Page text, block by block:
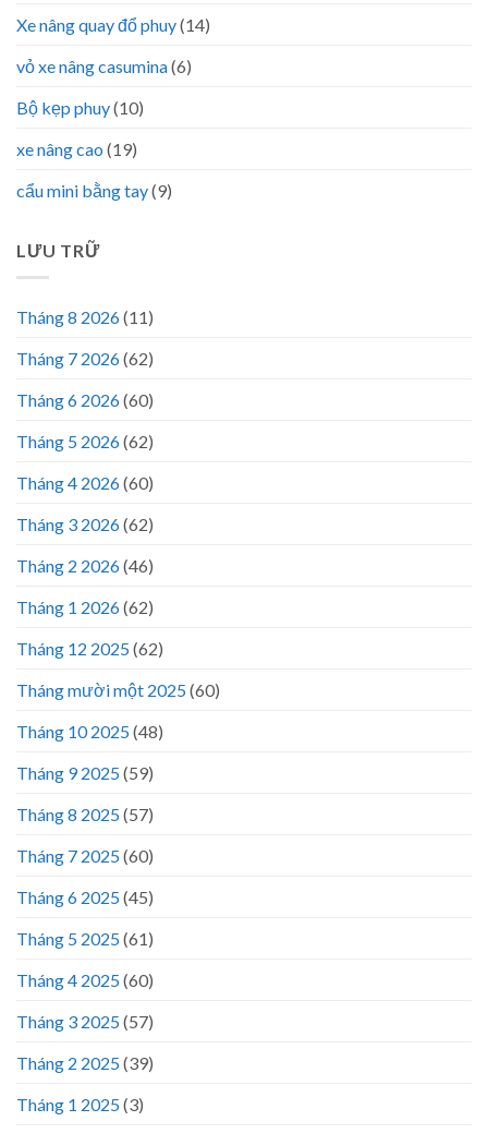
Xe nâng quay đổ phuy(14)
vỏ xe nâng casumina(6)
Bộ kẹp phuy(10)
xe nâng cao (19)
cẩu mini bằng tay(9)
LƯU TRỮ
Tháng 8 2026(11)
Tháng 7 2026(62)
Tháng 6 2026(60)
Tháng 5 2026(62)
Tháng 4 2026(60)
Tháng 3 2026(62)
Tháng 2 2026(46)
Tháng 1 2026(62)
Tháng 12 2025(62)
Tháng mười một 2025(60)
Tháng 10 2025(48)
Tháng 9 2025(59)
Tháng 8 2025(57)
Tháng 7 2025(60)
Tháng 6 2025(45)
Tháng 5 2025(61)
Tháng 4 2025(60)
Tháng 3 2025(57)
Tháng 2 2025(39)
Tháng 1 2025(3)